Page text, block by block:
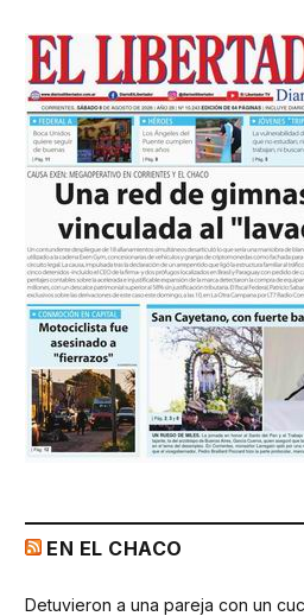
EN EL CHACO
Detuvieron a una pareja con un